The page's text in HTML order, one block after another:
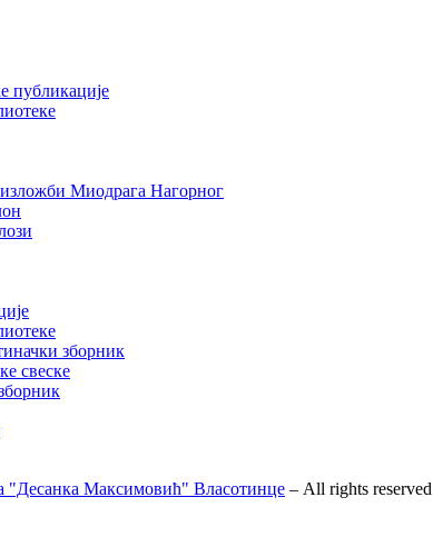
публикације
изложби Миодрага Нагорног
зборник
свеске
"Десанка Максимовић" Власотинце – All rights reserved